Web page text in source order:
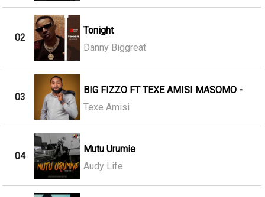
02
Tonight
Danny Biggreat
03
BIG FIZZO FT TEXE AMISI MASOMO -
Texe Amisi
04
Mutu Urumie
Audy Life